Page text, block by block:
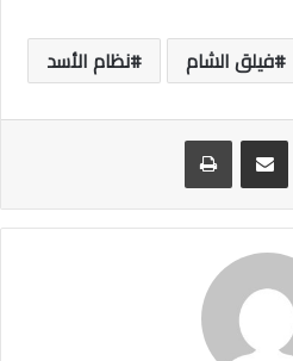
فيلق الشام نظام الأسد
تيلقرام